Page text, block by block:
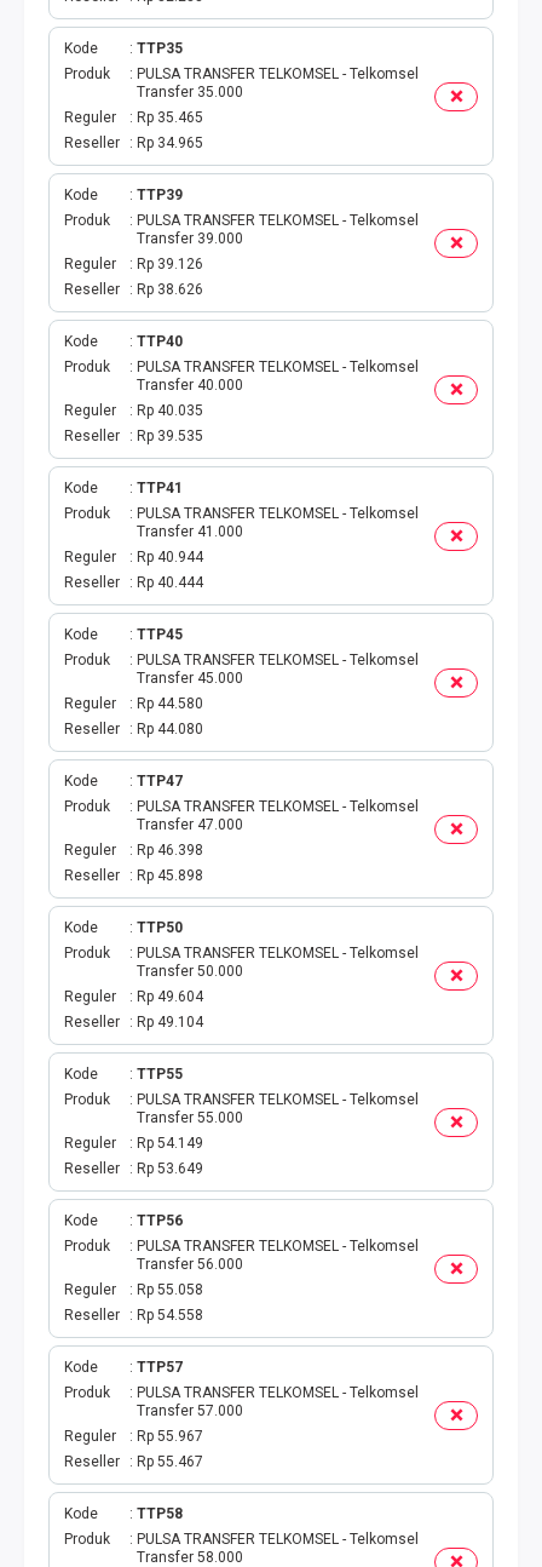
TAG BPJS
TAG TELKOM
HP PASCA
TAG TV PASCABAYAR
TAG CICILAN
TAG FINANCE
TAG KREDIT
TAG PBB
TAG PGN & PERTAGAS
VA BEBAS NOMINAL
TRANSFER UANG
VA NOMINAL
BEBAS NOMINAL
E WALLET BEBAS NOMINAL
Kode
TTP35
Produk
PULSA TRANSFER TELKOMSEL - Telkomsel
Transfer 35.000
Reguler
Rp 35.465
Reseller
Rp 34.965
Kode
TTP39
Produk
PULSA TRANSFER TELKOMSEL - Telkomsel
Transfer 39.000
Reguler
Rp 39.126
Reseller
Rp 38.626
Kode
TTP40
Produk
PULSA TRANSFER TELKOMSEL - Telkomsel
Transfer 40.000
Reguler
Rp 40.035
Reseller
Rp 39.535
Kode
TTP41
Produk
PULSA TRANSFER TELKOMSEL - Telkomsel
Transfer 41.000
Reguler
Rp 40.944
Reseller
Rp 40.444
Kode
TTP45
Produk
PULSA TRANSFER TELKOMSEL - Telkomsel
Transfer 45.000
Reguler
Rp 44.580
Reseller
Rp 44.080
Kode
TTP47
Produk
PULSA TRANSFER TELKOMSEL - Telkomsel
Transfer 47.000
Reguler
Rp 46.398
Reseller
Rp 45.898
Kode
TTP50
Produk
PULSA TRANSFER TELKOMSEL - Telkomsel
Transfer 50.000
Reguler
Rp 49.604
Reseller
Rp 49.104
Kode
TTP55
Produk
PULSA TRANSFER TELKOMSEL - Telkomsel
Transfer 55.000
Reguler
Rp 54.149
Reseller
Rp 53.649
Kode
TTP56
Produk
PULSA TRANSFER TELKOMSEL - Telkomsel
Transfer 56.000
Reguler
Rp 55.058
Reseller
Rp 54.558
Kode
TTP57
Produk
PULSA TRANSFER TELKOMSEL - Telkomsel
Transfer 57.000
Reguler
Rp 55.967
Reseller
Rp 55.467
Kode
TTP58
Produk
PULSA TRANSFER TELKOMSEL - Telkomsel
Transfer 58.000